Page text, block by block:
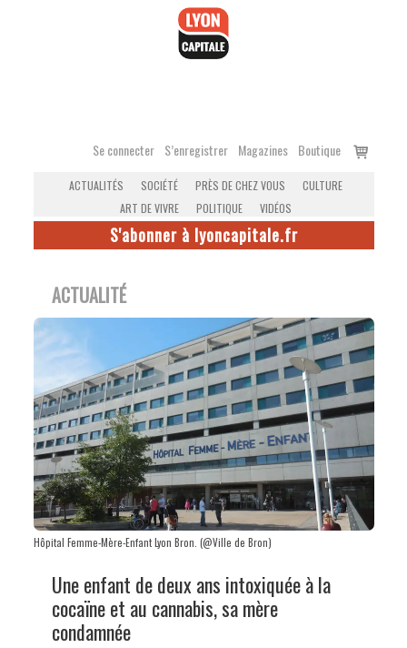
Se connecter S’enregistrer Magazines Boutique
Voir
ACTUALITÉS SOCIÉTÉ PRÈS DE CHEZ VOUS
CULTURE
ART DE VIVRE
POLITIQUE VIDÉOS
S'abonner à lyoncapitale.fr
ACTUALITÉ
Hôpital Femme-Mère-Enfant Lyon Bron. (@Ville de Bron)
Une enfant de deux ans intoxiquée à la
cocaïne et au cannabis, sa mère
condamnée